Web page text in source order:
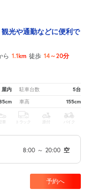
観光や通勤などに便利で
ら 1.1km 徒歩 14～20分
屋内 駐車台数 5台
車高 155cm
車 トラック 原付 バイク
8:00 ～ 20:00 空
予約へ